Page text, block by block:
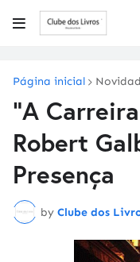
Página inicial
"A
Robert
Presença
by Clube dos